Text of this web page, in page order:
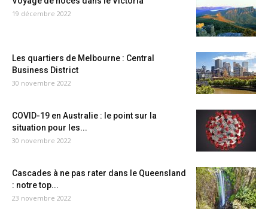
19 décembre 2022
Les quartiers de Melbourne : Central
Business District
30 novembre 2022
COVID-19 en Australie : le point sur la
situation pour les...
30 novembre 2022
Cascades à ne pas rater dans le Queensland
: notre top...
23 novembre 2022